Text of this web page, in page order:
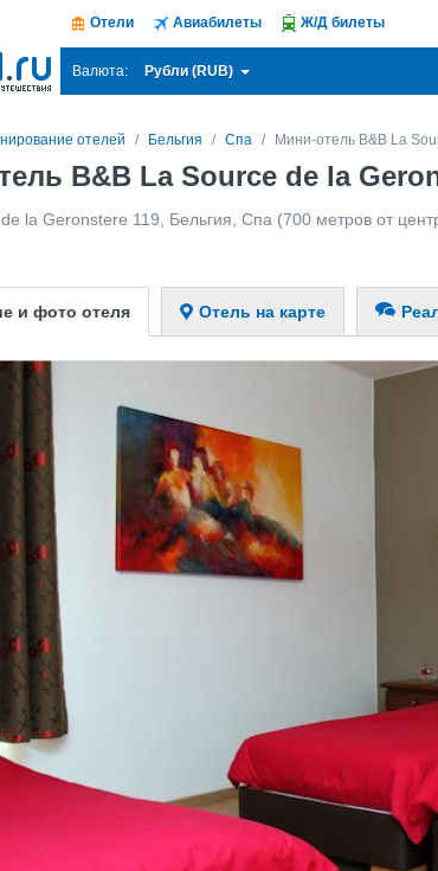
Отели Авиабилеты Ж/Д билеты
Валюта: Рубли (RUB)
отелей Бельгия Спа Мини-отель B&B La
B&B La Source de la
la Geronstere 119 Бельгия Спа (700 метров от
и фото отеля Отель на карте